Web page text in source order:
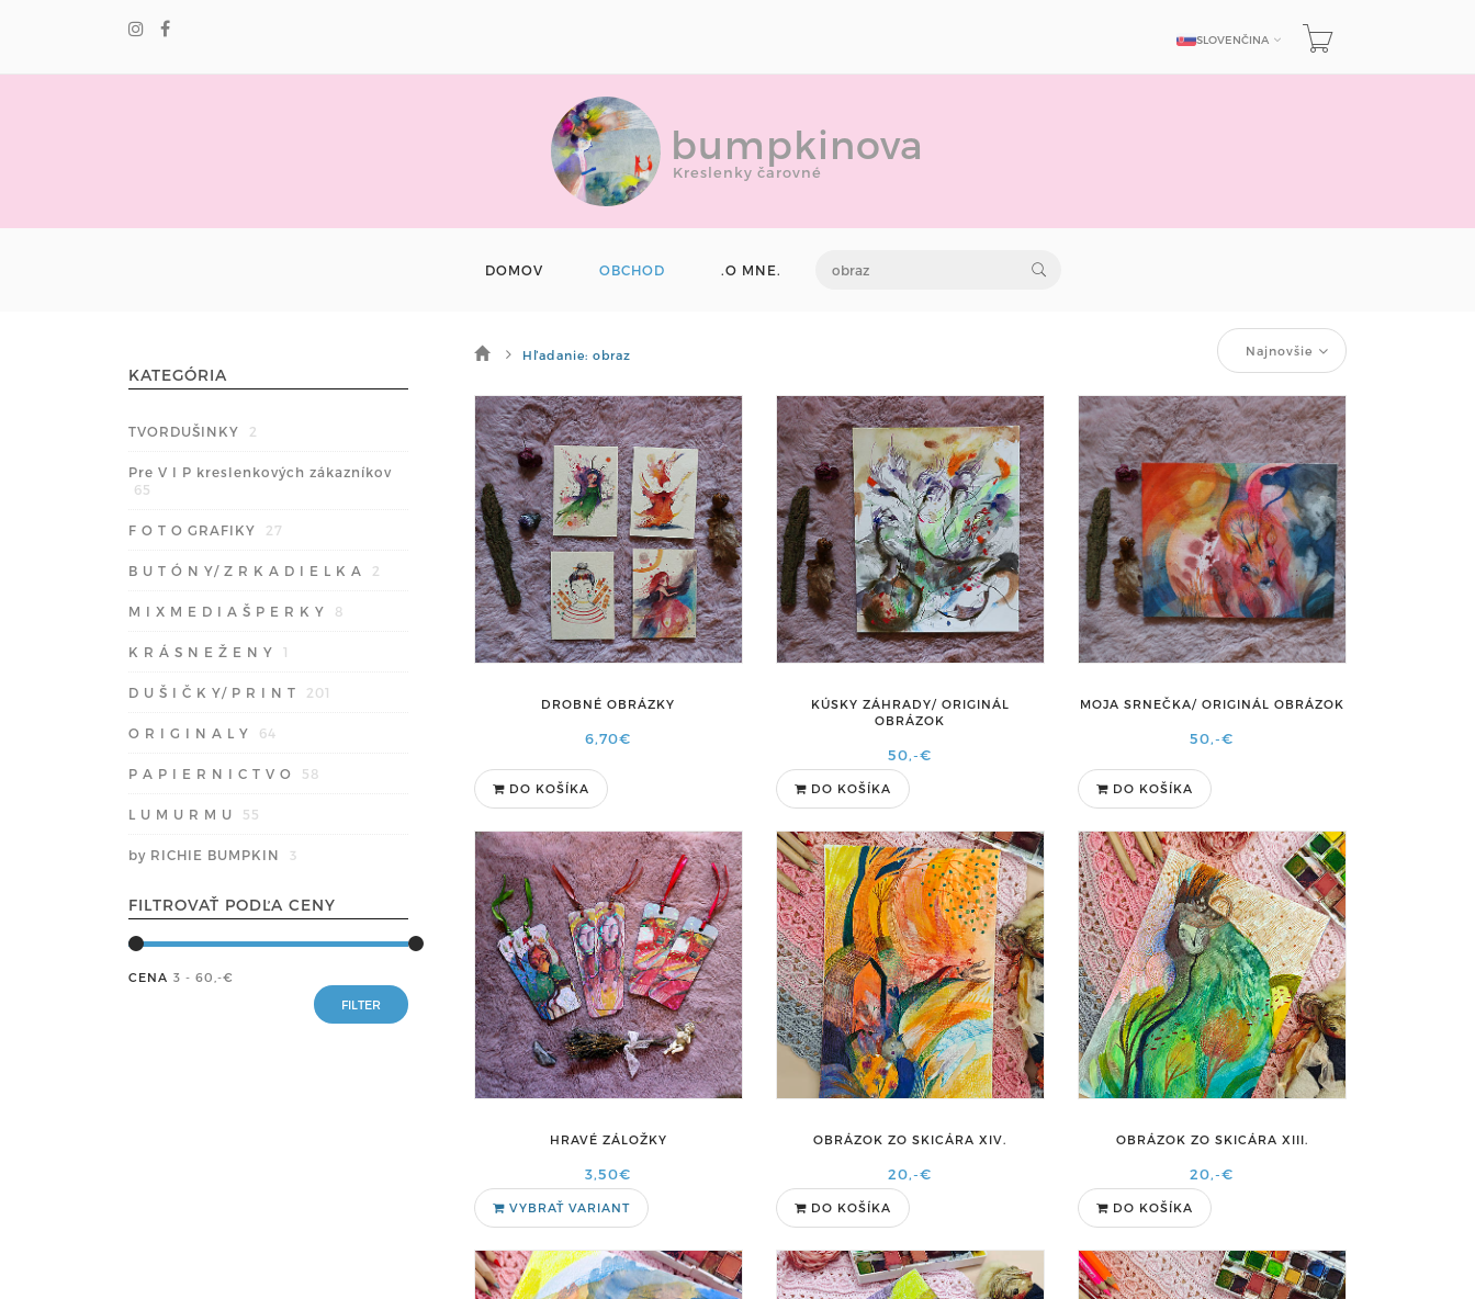
SLOVENČINA
JAZYK
bumpkinova
Kreslenky čarovné
DOMOV OBCHOD .O MNE.
KATEGÓRIA
TVORDUŠINKY 2
Pre V I P kreslenkových zákazníkov
65
F O T O GRAFIKY 27
B U T Ó N Y/ Z R K A D I E L K A 2
M I X M E D I A Š P E R K Y 8
K R Á S N E Ž E N Y 1
D U Š I Č K Y/ P R I N T 201
O R I G I N A L Y 64
P A P I E R N I C T V O 58
L U M U R M U 55
by RICHIE BUMPKIN 3
FILTROVAŤ PODĽA CENY
CENA 3 - 60 ,-€
Hľadanie: obraz Najnovšie
DROBNÉ OBRÁZKY
6,70€
DO KOŠÍKA
KÚSKY ZÁHRADY/ ORIGINÁL
OBRÁZOK
50,-€
DO KOŠÍKA
MOJA SRNEČKA/ ORIGINÁL OBRÁZOK
50,-€
DO KOŠÍKA
HRAVÉ ZÁLOŽKY
3,50€
VYBRAŤ VARIANT
OBRÁZOK ZO SKICÁRA XIV.
20,-€
DO KOŠÍKA
OBRÁZOK ZO SKICÁRA XIII.
20,-€
DO KOŠÍKA